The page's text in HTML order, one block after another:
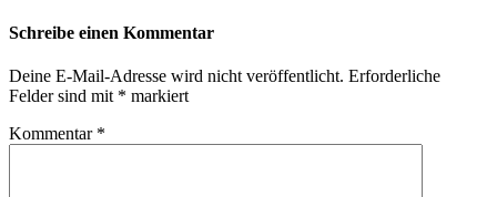
Schreibe einen Kommentar
Deine E-Mail-Adresse wird nicht veröffentlicht. Erforderliche
Felder sind mit * markiert
Kommentar *